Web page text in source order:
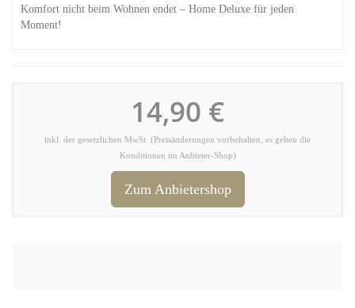
Komfort nicht beim Wohnen endet – Home Deluxe für jeden
Moment!
14,90 €
inkl. der gesetzlichen MwSt. (Preisänderungen vorbehalten, es gelten die
Konditionen im Anbieter-Shop)
Zum Anbietershop